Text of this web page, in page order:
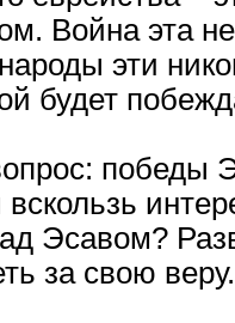
Война эта
эти
будет
вскользь
Эсавом?
за свою